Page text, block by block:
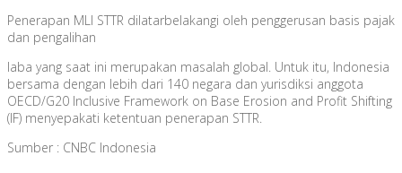
Penerapan MLI STTR dilatarbelakangi oleh penggerusan basis pajak
dan pengalihan
laba yang saat ini merupakan masalah global. Untuk itu, Indonesia
bersama dengan lebih dari 140 negara dan yurisdiksi anggota
OECD/G20 Inclusive Framework on Base Erosion and Profit Shifting
(IF) menyepakati ketentuan penerapan STTR.
Sumber : CNBC Indonesia